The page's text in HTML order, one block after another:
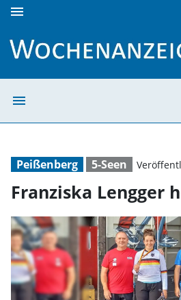
menu
menu
Peißenberg 5-Seen
Franziska Lengger